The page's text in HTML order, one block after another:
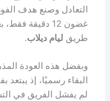
التعادل وصنع هدف
غضون 12 دقيقة
طريق ليام ديلاب.
وبفضل هذه العودة